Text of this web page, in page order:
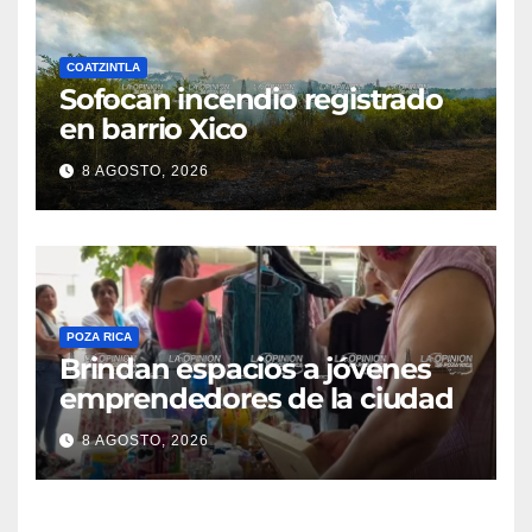
COATZINTLA
Sofocan incendio registrado
en barrio Xico
8 AGOSTO, 2026
POZA RICA
Brindan espacios a jóvenes
emprendedores de la ciudad
8 AGOSTO, 2026